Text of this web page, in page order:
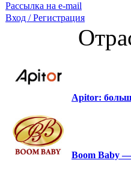
Рассылка на e-mail
Вход / Регистрация
Apitor:
Boom Baby —